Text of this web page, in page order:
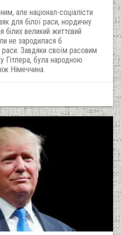
але націонал-соціалісти
для білої раси, нордичну
великий життєвий
не зародилася б
раси. Завдяки своїм расовим
Гітлера, була народною
Німеччина.